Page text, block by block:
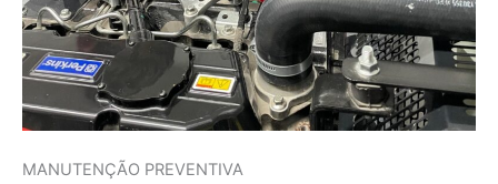
MANUTENÇÃO PREVENTIVA